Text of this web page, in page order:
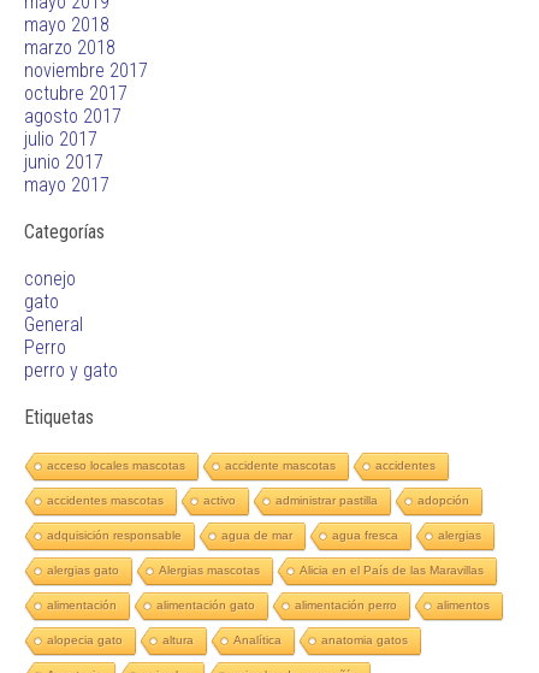
mayo 2018
marzo 2018
noviembre 2017
octubre 2017
agosto 2017
julio 2017
junio 2017
mayo 2017
Categorías
conejo
gato
General
Perro
perro y gato
Etiquetas
acceso locales mascotas accidente mascotas accidentes
accidentes mascotas activo administrar pastilla adopción
adquisición responsable agua de mar agua fresca alergias
alergias gato Alergias mascotas Alicia en el País de las Maravillas
alimentación alimentación gato alimentación perro alimentos
alopecia gato altura Analítica anatomia gatos